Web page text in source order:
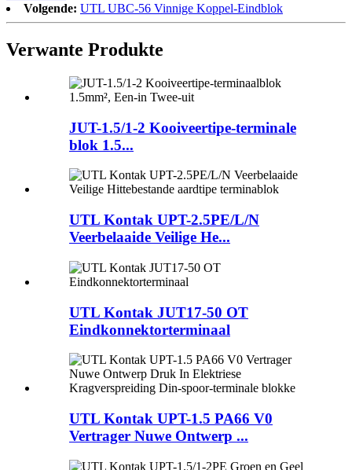
Volgende: UTL UBC-56 Vinnige Koppel-Eindblok
Verwante Produkte
JUT-1.5/1-2 Kooiveertipe-terminale
blok 1.5...
UTL Kontak UPT-2.5PE/L/N
Veerbelaaide Veilige He...
UTL Kontak JUT17-50 OT
Eindkonnektorterminaal
UTL Kontak UPT-1.5 PA66 V0
Vertrager Nuwe Ontwerp ...